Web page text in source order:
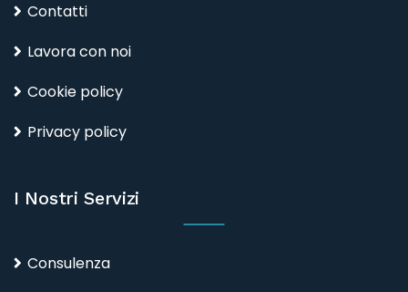
Contatti
Lavora con noi
Cookie policy
Privacy policy
I Nostri Servizi
Consulenza